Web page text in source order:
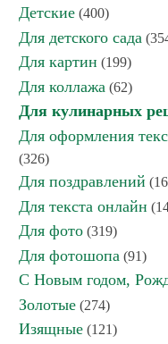
Детские (400)
Для детского сада
Для картин (199)
Для коллажа (62)
Для кулинарных
Для оформления
(326)
Для поздравлений
Для текста онлайн
Для фото (319)
Для фотошопа (91)
С Новым годом,
Золотые (274)
Изящные (121)